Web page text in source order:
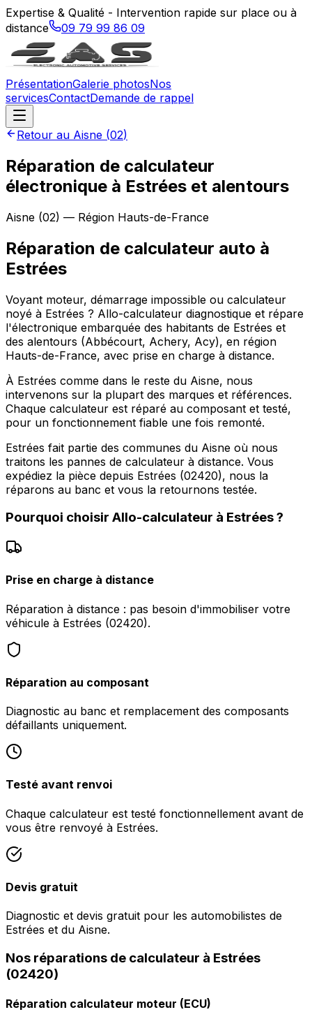
Expertise & Qualité - Intervention rapide sur place ou à
distance
09 79 99 86 09
PrésentationGalerie photosNos
servicesContactDemande de rappel
Retour au Aisne (02)
Réparation de calculateur
électronique à Estrées et alentours
Aisne (02) — Région Hauts-de-France
Réparation de calculateur auto à
Estrées
Voyant moteur, démarrage impossible ou calculateur
noyé à Estrées ? Allo-calculateur diagnostique et répare
l'électronique embarquée des habitants de Estrées et
des alentours (Abbécourt, Achery, Acy), en région
Hauts-de-France, avec prise en charge à distance.
À Estrées comme dans le reste du Aisne, nous
intervenons sur la plupart des marques et références.
Chaque calculateur est réparé au composant et testé,
pour un fonctionnement fiable une fois remonté.
Estrées fait partie des communes du Aisne où nous
traitons les pannes de calculateur à distance. Vous
expédiez la pièce depuis Estrées (02420), nous la
réparons au banc et vous la retournons testée.
Pourquoi choisir Allo-calculateur à Estrées?
Prise en charge à distance
Réparation à distance : pas besoin d'immobiliser votre
véhicule à Estrées (02420).
Réparation au composant
Diagnostic au banc et remplacement des composants
défaillants uniquement.
Testé avant renvoi
Chaque calculateur est testé fonctionnellement avant de
vous être renvoyé à Estrées.
Devis gratuit
Diagnostic et devis gratuit pour les automobilistes de
Estrées et du Aisne.
Nos réparations de calculateur à Estrées
(02420)
Réparation calculateur moteur (ECU)